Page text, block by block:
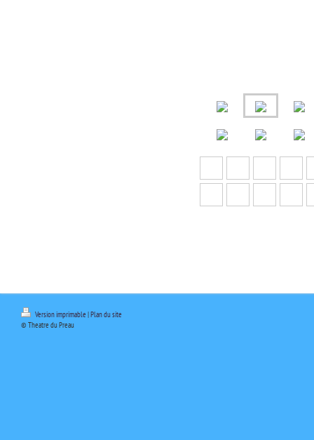
Version imprimable |Plan du site
© Theatre du Preau